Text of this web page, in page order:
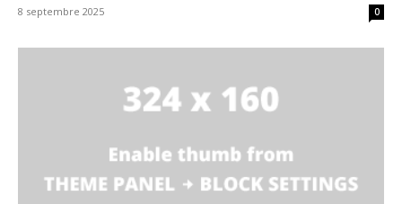
8 septembre 2025 0